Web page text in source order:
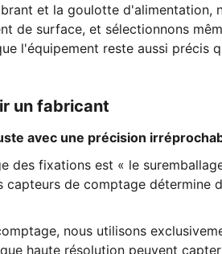
et la goulotte d'alimentation,
de surface, et sélectionnons
l'équipement reste aussi précis
un fabricant
avec une précision
des fixations est « le
de comptage détermine
nous utilisons
haute résolution peuvent